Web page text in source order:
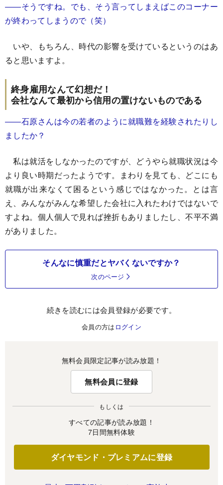
――そうですね。でも、そう言ってしまえばこのコーナー
が終わってしまうので（笑）
いや、もちろん、時代の影響を受けているというのはあ
ると思いますよ。
終身雇用なんて幻想だ！
会社なんて最初から信用の置けないものである
――石原さんは今の若者のように就職難を経験されたりし
ましたか？
私は就活をしなかったのですが、どうやら就職状況は今
より良い時期だったようです。まわりを見ても、どこにも
就職が出来なくて困るという感じではなかった。とは言
え、みんながみんな希望した会社に入れたわけではないで
すよね。個人個人で見れば挫折もありましたし、不平不満
がありました。
そんなに慎重だとヤバくないですか？
次のページ
続きを読むには会員登録が必要です。
会員の方は ログイン
無料会員限定記事が読み放題！
無料会員に登録
もしくは
すべての記事が読み放題！
7日間無料体験
ダイヤモンド・プレミアムに登録